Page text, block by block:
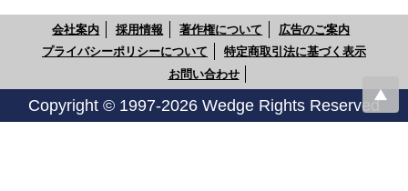
会社案内 採用情報 著作権について
広告のご案内
プライバシーポリシーについて
特定商取引法に基づく表示
お問い合わせ
Copyright © 1997-2026 Wedge Rights Reserved